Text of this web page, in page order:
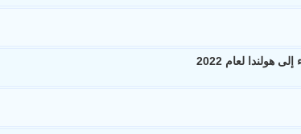
لعام 2022